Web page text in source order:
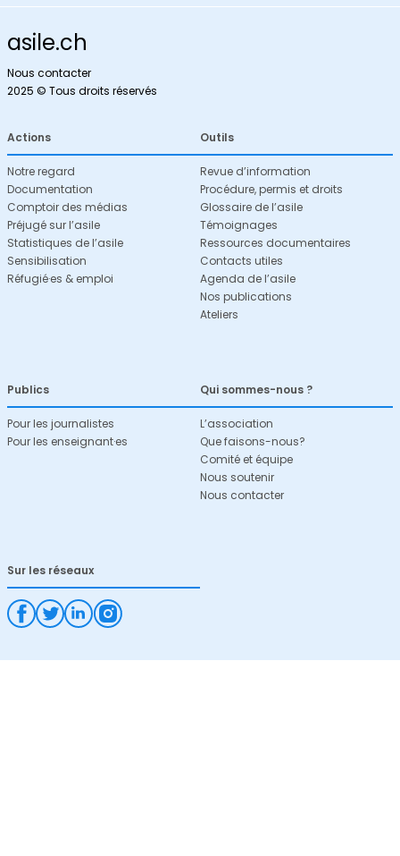
asile.ch
Nous contacter
2025 © Tous droits réservés
Actions
Notre regard
Documentation
Comptoir des médias
Préjugé sur l’asile
Statistiques de l’asile
Sensibilisation
Réfugié·es & emploi
Outils
Revue d’information
Procédure, permis et droits
Glossaire de l’asile
Témoignages
Ressources documentaires
Contacts utiles
Agenda de l’asile
Nos publications
Ateliers
Publics
Pour les journalistes
Pour les enseignant·es
Qui sommes-nous ?
L’association
Que faisons-nous?
Comité et équipe
Nous soutenir
Nous contacter
Sur les réseaux